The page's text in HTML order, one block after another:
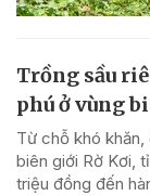
Trồng sầu
phú ở vùng
Từ chỗ khó khăn,
biên giới Rờ Kơi,
triệu đồng đến